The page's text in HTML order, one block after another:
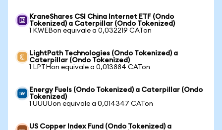
KraneShares CSI China Internet ETF (Ondo
Tokenized) a Caterpillar (Ondo Tokenized)
1 KWEBon equivale a 0,032219 CATon
LightPath Technologies (Ondo Tokenized) a
Caterpillar (Ondo Tokenized)
1 LPTHon equivale a 0,013884 CATon
Energy Fuels (Ondo Tokenized) a Caterpillar (Ondo
Tokenized)
1 UUUUon equivale a 0,014347 CATon
US Copper Index Fund (Ondo Tokenized) a